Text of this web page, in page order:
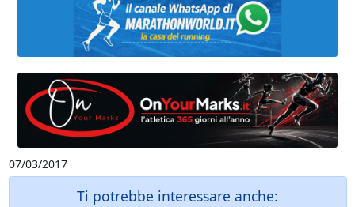
07/03/2017
Ti potrebbe interessare anche: